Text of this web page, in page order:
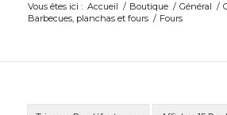
Vous êtes ici : Accueil / Boutique / Général /
Barbecues, planchas et fours / Fours